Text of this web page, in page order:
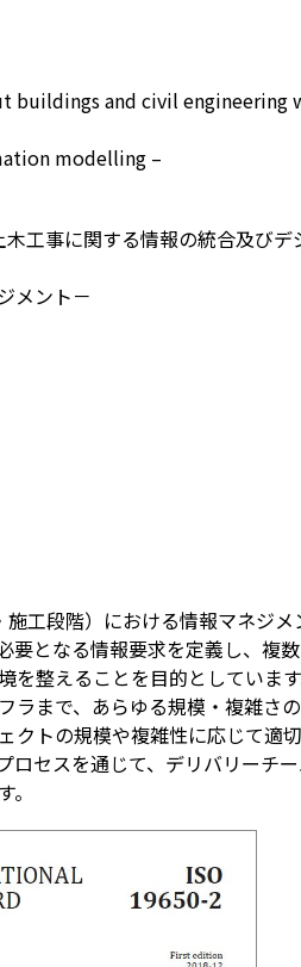
and civil engineering
modelling –
工事に関する情報の統合及びデ
メント－
工段階）における情報マネジメ
要となる情報要求を定義し、複
を整えることを目的としていま
ラまで、あらゆる規模・複雑さ
クトの規模や複雑性に応じて適
ロセスを通じて、デリバリーチ